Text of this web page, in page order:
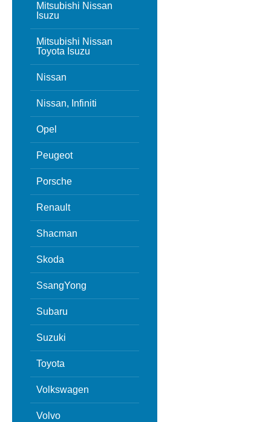
Mitsubishi Nissan
Isuzu
Mitsubishi Nissan
Toyota Isuzu
Nissan
Nissan, Infiniti
Opel
Peugeot
Porsche
Renault
Shacman
Skoda
SsangYong
Subaru
Suzuki
Toyota
Volkswagen
Volvo